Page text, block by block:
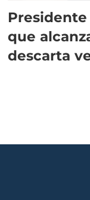
que
descarta